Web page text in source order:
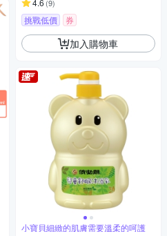
4.6 (9)
挑戰低價 券
加入購物車
小寶貝細緻的肌膚需要溫柔的呵護